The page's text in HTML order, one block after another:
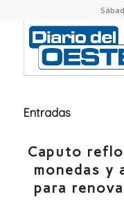
Entradas
Caputo
monedas y
para